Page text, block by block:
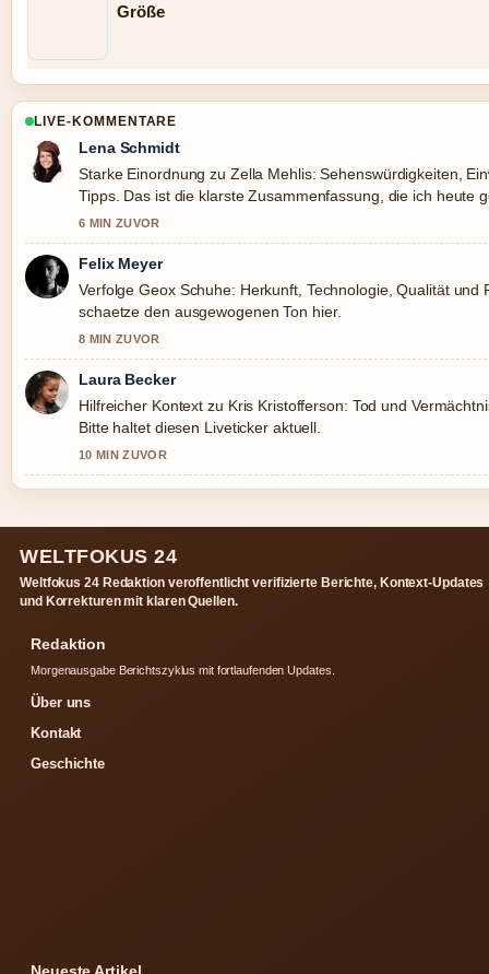
Größe
LIVE-KOMMENTARE
Lena Schmidt
Starke Einordnung zu Zella Mehlis: Sehenswürdigkeiten,
Tipps. Das ist die klarste Zusammenfassung, die ich heute
6 MIN ZUVOR
Felix Meyer
Verfolge Geox Schuhe: Herkunft, Technologie, Qualität und
schaetze den ausgewogenen Ton hier.
8 MIN ZUVOR
Laura Becker
Hilfreicher Kontext zu Kris Kristofferson: Tod und
Bitte haltet diesen Liveticker aktuell.
10 MIN ZUVOR
WELTFOKUS 24
Weltfokus 24 Redaktion veroffentlicht verifizierte Berichte, Kontext-Updates
und Korrekturen mit klaren Quellen.
Redaktion
Morgenausgabe Berichtszyklus mit fortlaufenden Updates.
Über uns
Kontakt
Geschichte
Neueste Artikel